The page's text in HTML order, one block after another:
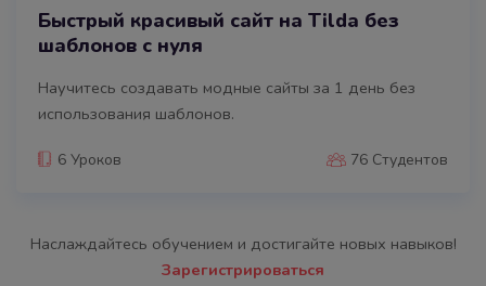
Быстрый красивый сайт на Tilda без
шаблонов с нуля
Научитесь создавать модные сайты за 1 день без
использования шаблонов.
6 Уроков 76 Студентов
Наслаждайтесь обучением и достигайте новых навыков!
Зарегистрироваться